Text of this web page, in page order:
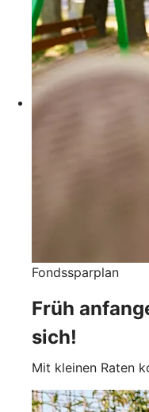
Fondssparplan
Früh
sich!
Mit kleinen Raten